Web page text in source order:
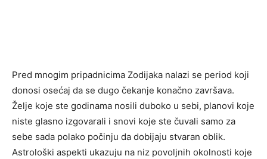
Pred mnogim pripadnicima Zodijaka nalazi se period koji
donosi osećaj da se dugo čekanje konačno završava.
Želje koje ste godinama nosili duboko u sebi, planovi koje
niste glasno izgovarali i snovi koje ste čuvali samo za
sebe sada polako počinju da dobijaju stvaran oblik.
Astrološki aspekti ukazuju na niz povoljnih okolnosti koje